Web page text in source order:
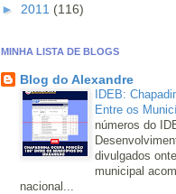
► 2011 (116)
MINHA LISTA DE BLOGS
Blog do Alexandre
IDEB:
Entre os
números do
divulgados
municipal
nacional...